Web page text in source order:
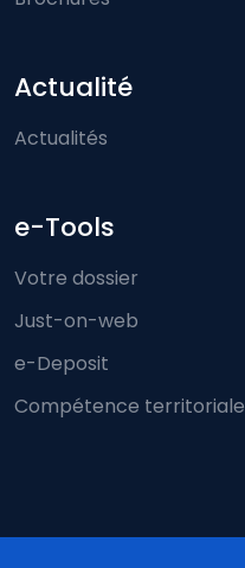
Actualité
Actualités
e-Tools
Votre dossier
Just-on-web
e-Deposit
Compétence territoriale